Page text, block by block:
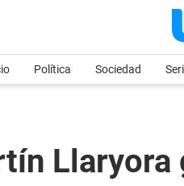
Política Sociedad